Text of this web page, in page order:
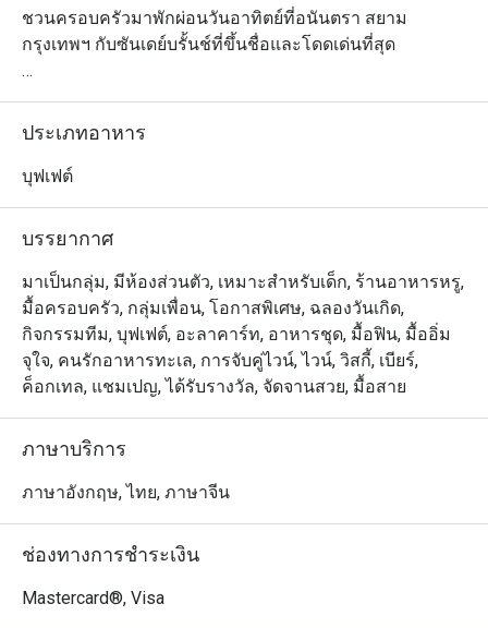
ชวนครอบครัวมาพักผ่อนวันอาทิตย์ที่อนันตรา สยาม
กรุงเทพฯ กับซันเดย์บรั้นช์ที่ขึ้นชื่อและโดดเด่นที่สุด
เพลิดเพลินไปกับการทานซันเดย์บรั้นช์ที่จะมอบความสุขให้
ทุกคนในครอบครัว ทั้งอาหารทะเลสด ๆ บนน้ำแข็ง และอีก
ๆ กัน รวมไปถึงกุ้งล๊อบสเตอร์อบชีส ตับห่านย่างซอสทรัฟเฟิล
ประเภทอาหาร
บุฟเฟต์
บรรยากาศ
มาเป็นกลุ่ม, มีห้องส่วนตัว, เหมาะสำหรับเด็ก, ร้านอาหารหรู,
มื้อครอบครัว, กลุ่มเพื่อน, โอกาสพิเศษ, ฉลองวันเกิด,
กิจกรรมทีม, บุฟเฟต์, อะลาคาร์ท, อาหารชุด, มื้อฟิน, มื้ออิ่ม
จุใจ, คนรักอาหารทะเล, การจับคู่ไวน์, ไวน์, วิสกี้, เบียร์,
ค็อกเทล, แชมเปญ, ได้รับรางวัล, จัดจานสวย, มื้อสาย
ภาษาบริการ
ภาษาอังกฤษ, ไทย, ภาษาจีน
ช่องทางการชำระเงิน
Mastercard®, Visa